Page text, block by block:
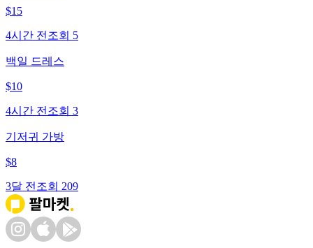
$15
4시간 전 조회 5
백일 드레스
$10
4시간 전 조회 3
기저귀 가방
$8
3달 전 조회 209